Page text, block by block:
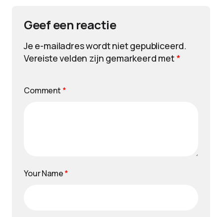
Geef een reactie
Je e-mailadres wordt niet gepubliceerd.
Vereiste velden zijn gemarkeerd met*
Comment *
Your Name*